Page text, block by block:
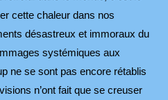
cette chaleur dans nos
désastreux et immoraux du
systémiques aux
ne se sont pas encore rétablis
n’ont fait que se creuser